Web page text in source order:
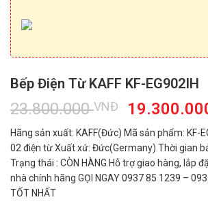
Bếp Điện Từ KAFF KF-EG902IH
23.800.000VNĐ
Giá
gốc
là:
Hãng sản xuất: KAFF(Đức) Mã sản phẩm: KF-
02 điện từ Xuất xứ: Đức(Germany) Thời gian
Trạng thái : CÒN HÀNG Hỗ trợ giao hàng, lắp
nhà chính hãng GỌI NGAY 0937 85 1239 –
TỐT NHẤT